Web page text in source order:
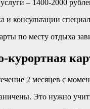
– 1400-2000
и консультации
по месту отдыха
курортная
2 месяцев с
Это нужно